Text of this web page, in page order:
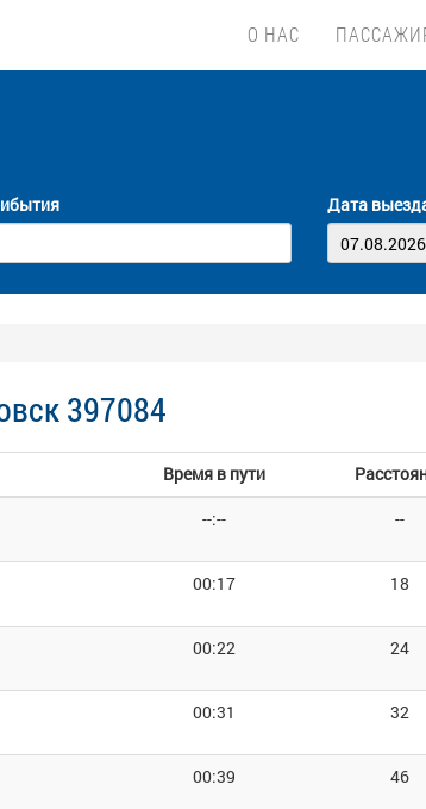
О НАС
Дата
397084
Время в пути
--:-- --
00:17 18
00:22 24
00:31 32
00:39 46